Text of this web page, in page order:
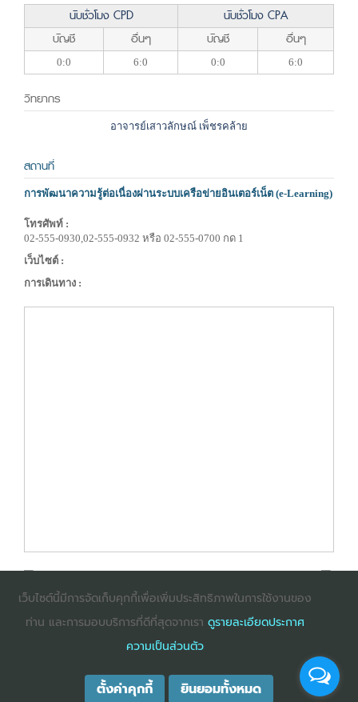
นับชั่วโมง CPD
นับชั่วโมง CPA
บัญชี
อื่นๆ บัญชี อื่นๆ
0:0 6:0 0:0 6:0
วิทยากร
อาจารย์เสาวลักษณ์ เพ็ชรคล้าย
สถานที่
การพัฒนาความรู้ต่อเนื่องผ่านระบบเครือข่ายอินเตอร์เน็ต (e-Learning)
โทรศัพท์ :
02-555-0930,02-555-0932 หรือ 02-555-0700 กด 1
เว็บไซต์ :
การเดินทาง :
: InternetExplorer เวอร์ชั่น 10 ขึ้นไป
: Chrome เวอร์ชั่น 58 ขึ้นไป
COPYRIGHT ©2025DHARMNITI SEMINAR AND TRAINING CO., LTDALL
เว็บไซต์นี้มีการจัดเก็บคุกกี้เพื่อเพิ่มประสิทธิภาพในการใช้งานของ
ท่าน และการมอบบริการที่ดีที่สุดจากเรา ดูรายละเอียดประกาศ
ความเป็นส่วนตัว
ตั้งค่าคุกกี้ ยินยอมทั้งหมด